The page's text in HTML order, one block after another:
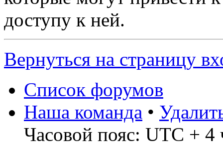
доступу к ней.
Вернуться на страницу
Список форумов
Наша команда •
Часовой пояс: UTC + 4